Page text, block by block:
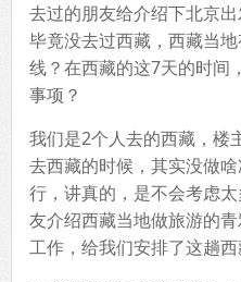
去过的朋友给介绍下北京
毕竟没去过西藏，西藏当
线？在西藏的这7天的时间
事项？
我们是2个人去的西藏，楼
去西藏的时候，其实没做
行，讲真的，是不会考虑
友介绍西藏当地做旅游的
工作，给我们安排了这趟西